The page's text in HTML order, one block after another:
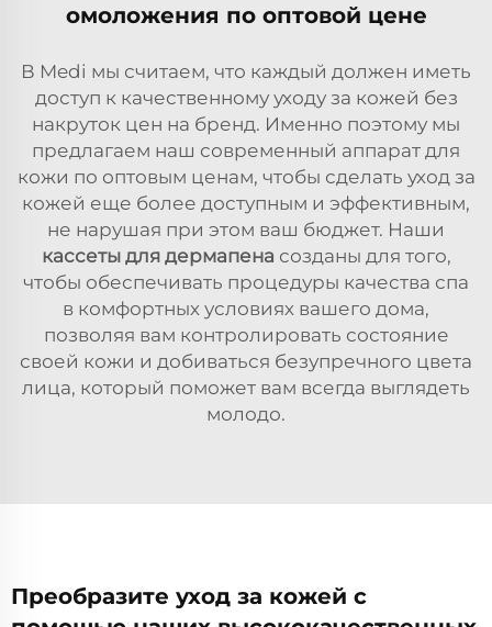
омоложения по оптовой цене
В Medi мы считаем, что каждый должен иметь
доступ к качественному уходу за кожей без
накруток цен на бренд. Именно поэтому мы
предлагаем наш современный аппарат для
кожи по оптовым ценам, чтобы сделать уход за
кожей еще более доступным и эффективным,
не нарушая при этом ваш бюджет. Наши
кассеты для дермапена созданы для того,
чтобы обеспечивать процедуры качества спа
в комфортных условиях вашего дома,
позволяя вам контролировать состояние
своей кожи и добиваться безупречного цвета
лица, который поможет вам всегда выглядеть
молодо.
Преобразите уход за кожей с